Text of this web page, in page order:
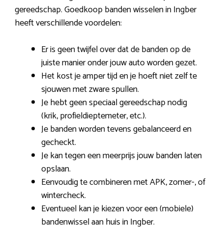
gereedschap. Goedkoop banden wisselen in Ingber
heeft verschillende voordelen:
Er is geen twijfel over dat de banden op de
juiste manier onder jouw auto worden gezet.
Het kost je amper tijd en je hoeft niet zelf te
sjouwen met zware spullen.
Je hebt geen speciaal gereedschap nodig
(krik, profieldieptemeter, etc.).
Je banden worden tevens gebalanceerd en
gecheckt.
Je kan tegen een meerprijs jouw banden laten
opslaan.
Eenvoudig te combineren met APK, zomer-, of
wintercheck.
Eventueel kan je kiezen voor een (mobiele)
bandenwissel aan huis in Ingber.